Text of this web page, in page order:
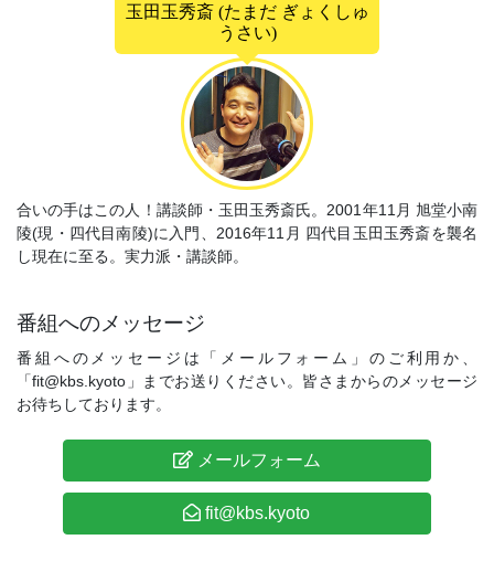
玉田玉秀斎 (たまだ ぎょくしゅ
うさい)
合いの手はこの人！講談師・玉田玉秀斎氏。2001年11月 旭堂小南
陵(現・四代目南陵)に入門、2016年11月 四代目玉田玉秀斎を襲名
し現在に至る。実力派・講談師。
番組へのメッセージ
番組へのメッセージは「メールフォーム」のご利用か、
「fit@kbs.kyoto」までお送りください。皆さまからのメッセージ
お待ちしております。
メールフォーム
fit@kbs.kyoto